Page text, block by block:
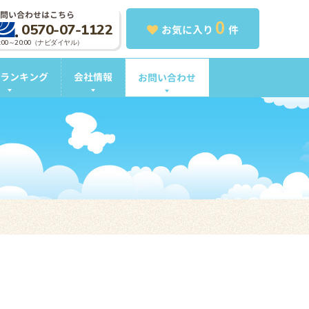
お気に入り 0 件
い合わせはこちら
0570-07-1122
～20:00（ナビダイヤル）
ンキング 会社情報 お問い合わせ